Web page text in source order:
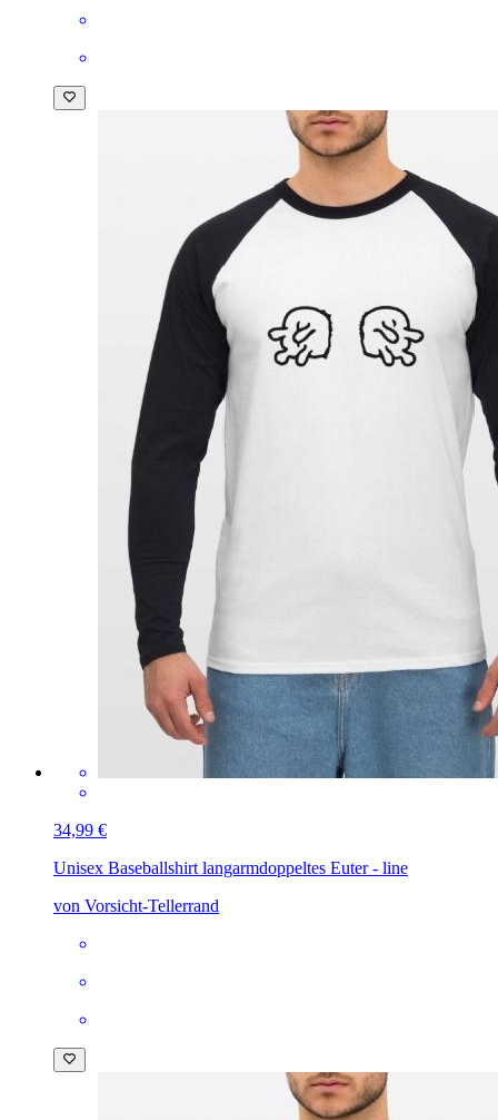
34,99 €
Unisex Baseballshirt langarmdoppeltes Euter - line
von Vorsicht-Tellerrand